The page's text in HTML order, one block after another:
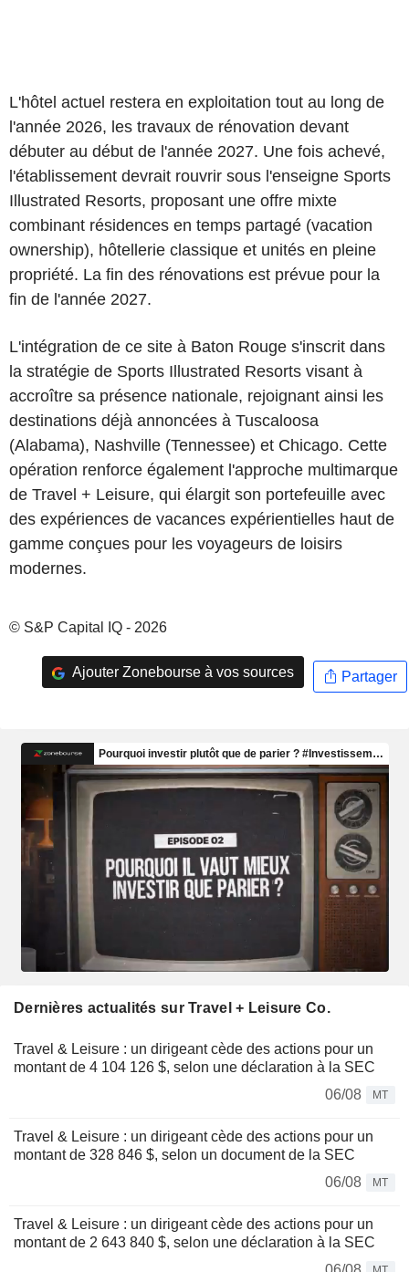
L'hôtel actuel restera en exploitation tout au long de
l'année 2026, les travaux de rénovation devant
débuter au début de l'année 2027. Une fois achevé,
l'établissement devrait rouvrir sous l'enseigne Sports
Illustrated Resorts, proposant une offre mixte
combinant résidences en temps partagé (vacation
ownership), hôtellerie classique et unités en pleine
propriété. La fin des rénovations est prévue pour la
fin de l'année 2027.
L'intégration de ce site à Baton Rouge s'inscrit dans
la stratégie de Sports Illustrated Resorts visant à
accroître sa présence nationale, rejoignant ainsi les
destinations déjà annoncées à Tuscaloosa
(Alabama), Nashville (Tennessee) et Chicago. Cette
opération renforce également l'approche multimarque
de Travel + Leisure, qui élargit son portefeuille avec
des expériences de vacances expérientielles haut de
gamme conçues pour les voyageurs de loisirs
modernes.
© S&P Capital IQ - 2026
Ajouter Zonebourse à vos sources Partager
Dernières actualités sur Travel + Leisure Co.
Travel & Leisure : un dirigeant cède des actions pour un
montant de 4 104 126 $, selon une déclaration à la SEC
06/08
MT
Travel & Leisure : un dirigeant cède des actions pour un
montant de 328 846 $, selon un document de la SEC
06/08
MT
Travel & Leisure : un dirigeant cède des actions pour un
montant de 2 643 840 $, selon une déclaration à la SEC